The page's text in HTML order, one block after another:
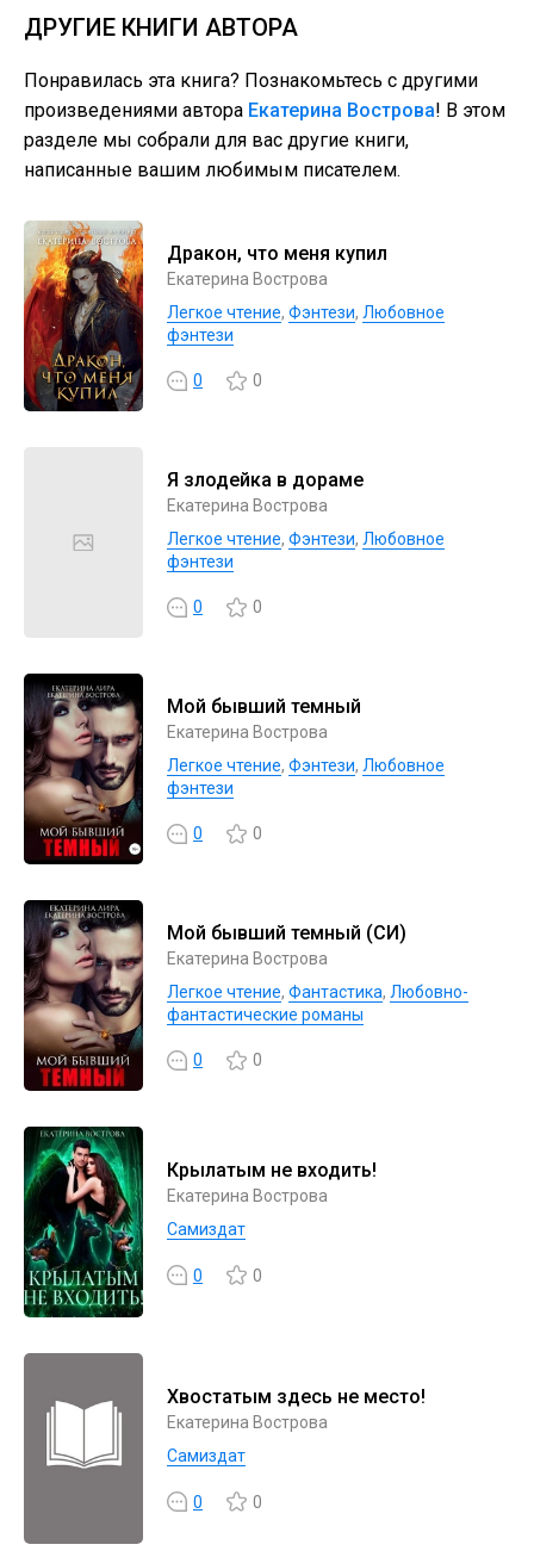
ДРУГИЕ КНИГИ АВТОРА
Понравилась эта книга? Познакомьтесь с другими
произведениями автора Екатерина Вострова! В этом
разделе мы собрали для вас другие книги,
написанные вашим любимым писателем.
Дракон, что меня купил
Екатерина Вострова
Легкое чтение, Фэнтези, Любовное
фэнтези
0 0
Я злодейка в дораме
Екатерина Вострова
Легкое чтение, Фэнтези, Любовное
фэнтези
0 0
Мой бывший темный
Екатерина Вострова
Легкое чтение, Фэнтези, Любовное
фэнтези
0 0
Мой бывший темный (СИ)
Екатерина Вострова
Легкое чтение, Фантастика, Любовно-
фантастические романы
0 0
Крылатым не входить!
Екатерина Вострова
Самиздат
0 0
Хвостатым здесь не место!
Екатерина Вострова
Самиздат
0 0